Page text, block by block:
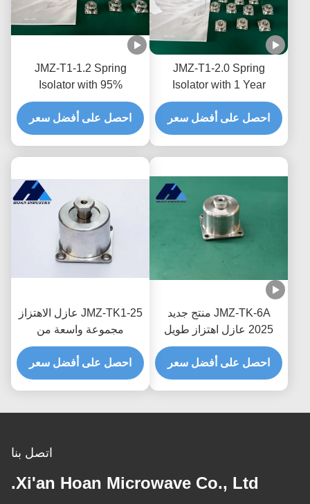
JMZ-T1-2.0 Spring
Isolator with 1 Year
Warranty for Industrial
and Commercial
Applications and High
احصل على أفضل سعر
JMZ-T1-1.2 Spring
Isolator with 95%
Isolation Efficiency 32mm
Overall Width and UL
Listed for Vibration
احصل على أفضل سعر
JMZ-TK-6A منتج جديد
2025 عازل اهتزاز طويل
الأمد، عازل نابض يناسب
معظم المعدات القياسية
احصل على أفضل سعر
JMZ-TK1-25 عازل الاهتزاز
مجموعة واسعة من
التطبيقات لمختلف
القطاعات والأنظمة
الصناعية
احصل على أفضل سعر
اتصل بنا
Xi'an Hoan Microwave Co., Ltd.